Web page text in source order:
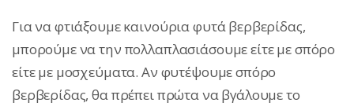
Για να φτιάξουμε καινούρια φυτά βερβερίδας,
μπορούμε να την πολλαπλασιάσουμε είτε με σπόρο
είτε με μοσχεύματα. Αν φυτέψουμε σπόρο
βερβερίδας, θα πρέπει πρώτα να βγάλουμε το